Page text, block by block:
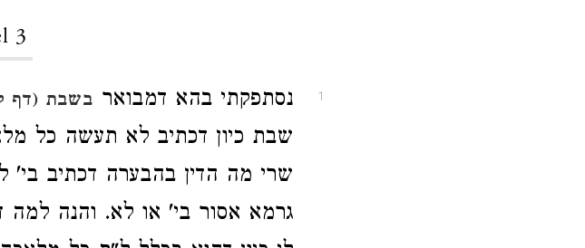
3
1 נסתפקתי בהא דמבואר בשבת (דף
שבת כיון דכתיב לא תעשה כל
שרי מה הדין בהבערה דכתיב
גרמא אסור בי' או לא. והנה למה